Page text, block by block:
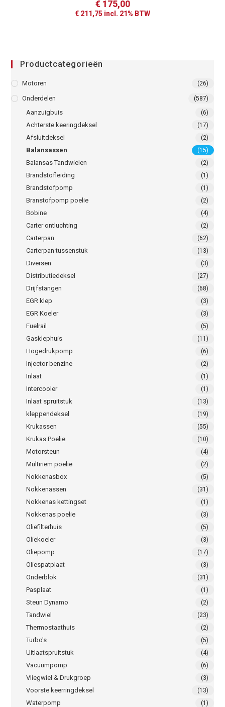
€175,00
€ 211,75 incl. 21% BTW
Productcategorieën
Motoren (26)
Onderdelen (587)
Aanzuigbuis (6)
Achterste keeringdeksel (17)
Afsluitdeksel (2)
Balansassen (15)
Balansas Tandwielen (2)
Brandstofleiding (1)
Brandstofpomp (1)
Branstofpomp poelie (2)
Bobine (4)
Carter ontluchting (2)
Carterpan (62)
Carterpan tussenstuk (13)
Diversen (3)
Distributiedeksel (27)
Drijfstangen (68)
EGR klep (3)
EGR Koeler (3)
Fuelrail (5)
Gasklephuis (11)
Hogedrukpomp (6)
Injector benzine (2)
Inlaat (1)
Intercooler (1)
Inlaat spruitstuk (13)
kleppendeksel (19)
Krukassen (55)
Krukas Poelie (10)
Motorsteun (4)
Multiriem poelie (2)
Nokkenasbox (5)
Nokkenassen (31)
Nokkenas kettingset (1)
Nokkenas poelie (3)
Oliefilterhuis (5)
Oliekoeler (3)
Oliepomp (17)
Oliespatplaat (3)
Onderblok (31)
Pasplaat (1)
Steun Dynamo (2)
Tandwiel (23)
Thermostaathuis (2)
Turbo's (5)
Uitlaatspruitstuk (4)
Vacuumpomp (6)
Vliegwiel & Drukgroep (3)
Voorste keerringdeksel (13)
Waterpomp (1)